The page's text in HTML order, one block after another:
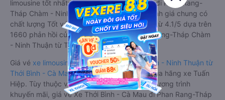
limousine tốt nhất: Xe từ Thới Bình - Cà Mau đi Phan Rang-
Tháp Chàm - Ninh Thuận limousine được đánh giá chung có
chất lượng Tốt với điểm đánh giá trung bình từ 4.1/5 dựa trên
1660 phản hồi của hành khách Xe về Phan Rang-Tháp Chàm
- Ninh Thuận từ Thới Bình - Cà Mau.
Giá vé xe limousine đi Phan Rang-Tháp Chàm - Ninh Thuận từ
Thới Bình - Cà Maurẻ nhất là 420000VND của hãng xe Tuấn
Hiệp. Tùy thuộc vào vị trí ngồi của bạn và chương trình
khuyến mãi, giá vé Xe Thới Bình - Cà Mau đi Phan Rang-Tháp